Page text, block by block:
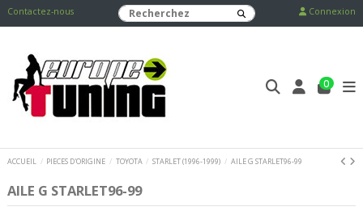
Contactez-nous Connexion
0
ACCUEIL PIECES D'ORIGINE TOYOTA STARLET (1996-1999) AILE G STARLET96-99
AILE G STARLET96-99